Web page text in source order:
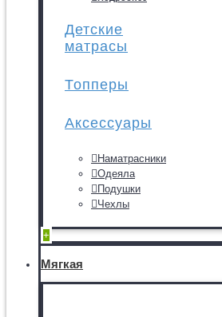
Детские
матрасы
Топперы
Аксессуары
Наматрасники
Одеяла
Подушки
Чехлы
+
Мягкая